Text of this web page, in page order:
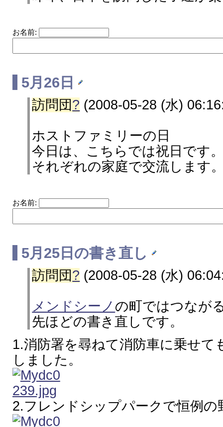
お名前:
5月26日
訪問団 ? (2008-05-28 (水)
ホストファミリーの日
今日は、こちらでは祝日です
それぞれの家庭で交流します
お名前:
5月25日の書き直し
訪問団 ? (2008-05-28 (水)
メンドシーノ の町ではつなが
先ほどの書き直しです。
1.消防署を尋ねて消防車に乗せて
しました。
2.フレンドシップパークで恒例の